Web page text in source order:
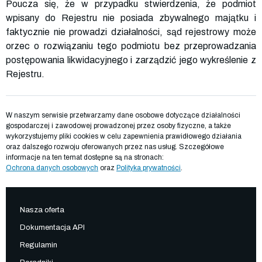
Poucza się, że w przypadku stwierdzenia, że podmiot
wpisany do Rejestru nie posiada zbywalnego majątku i
faktycznie nie prowadzi działalności, sąd rejestrowy może
orzec o rozwiązaniu tego podmiotu bez przeprowadzania
postępowania likwidacyjnego i zarządzić jego wykreślenie z
Rejestru.
W naszym serwisie przetwarzamy dane osobowe dotyczące działalności
gospodarczej i zawodowej prowadzonej przez osoby fizyczne, a także
wykorzystujemy pliki cookies w celu zapewnienia prawidłowego działania
oraz dalszego rozwoju oferowanych przez nas usług. Szczegółowe
informacje na ten temat dostępne są na stronach:
Ochrona danych osobowych oraz Polityka prywatności
Nasza oferta
Dokumentacja API
Regulamin